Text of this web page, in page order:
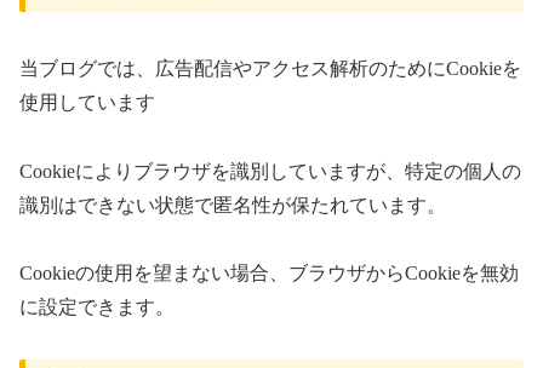
当ブログでは、広告配信やアクセス解析のためにCookieを
使用しています
Cookieによりブラウザを識別していますが、特定の個人の
識別はできない状態で匿名性が保たれています。
Cookieの使用を望まない場合、ブラウザからCookieを無効
に設定できます。